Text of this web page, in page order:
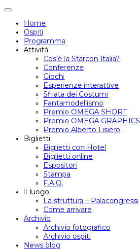
Attiva/disattiva
navigazione
Home
Ospiti
Programma
Attività
Cos’è la Starcon Italia?
Conferenze
Giochi
Esperienze interattive
Sfilata dei Costumi
Fantamodellismo
Premio OMEGA SHORT
Premio OMEGA GRAPHICS
Premio Alberto Lisiero
Biglietti
Biglietti con Hotel
Biglietti online
Espositori
Stampa
F.A.Q.
Il luogo
La struttura – Palacongressi
Come arrivare
Archivio
Archivio fotografico
Archivio ospiti
News blog